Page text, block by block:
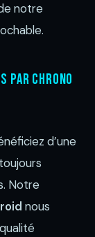
notre
par Chrono
d’une
Notre
nous